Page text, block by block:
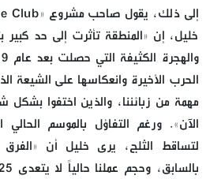
خليل، إن «المنطقة تأثرت إلى حد كبير
الحرب الأخيرة وانعكاسها على الشيعة
مهمة من زبائننا، والذين اختفوا
الآن». ورغم التفاؤل بالموسم الحالي
لتساقط الثلج، يرى خليل أن «الفرق